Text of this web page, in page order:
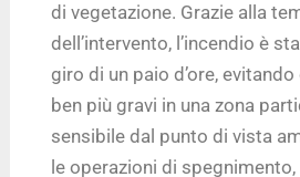
di vegetazione. Grazie alla
dell’intervento, l’incendio è
giro di un paio d’ore,
ben più gravi in una zona
sensibile dal punto di vista
le operazioni di